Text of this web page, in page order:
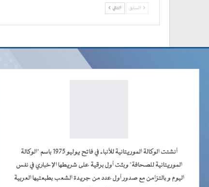
السابق التالي
أنشئت الوكالة الموريتانية للأنباء في فاتح يوليو 1975 باسم "الوكالة
الموريتانية للصحافة" وبثت أول برقية على شريطها الإخباري في نفس
اليوم و بالتزامن مع صدور أول عدد من جريدة الشعب بطبعتيها العربية